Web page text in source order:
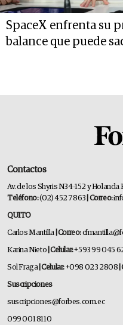
SpaceX enfrenta su
balance que puede
Contactos
Av. de los Shyris N34-152 y Holanda
Teléfono:(02) 452 7863 | Correo:
QUITO
Carlos Mantilla | Correo:
Karina Nieto | Celular:+593 99 045
Sol Fraga| Celular:+098 023 2808
Suscripciones
suscripciones@forbes.com.ec
099 001 8110